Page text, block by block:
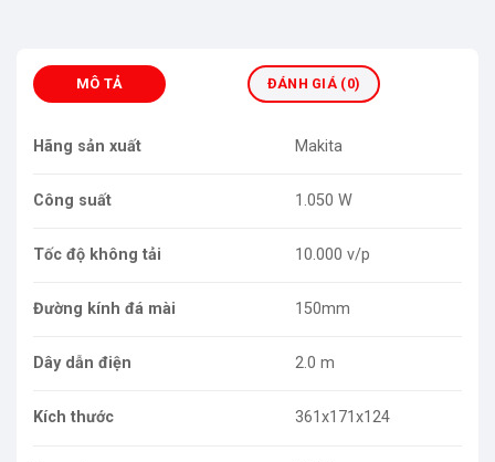
MÔ TẢ ĐÁNH GIÁ (0)
Hãng sản xuất Makita
Công suất 1.050 W
Tốc độ không tải 10.000 v/p
Đường kính đá mài 150mm
Dây dẫn điện 2.0 m
Kích thước 361x171x124